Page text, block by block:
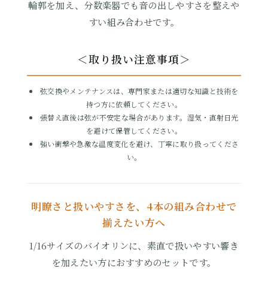
輪郭を加え、分数楽器でも音の出しやすさを整えや
すい組み合わせです。
＜取り扱い注意事項＞
弦交換やメンテナンスは、専門家または適切な知識と技術を
持つ方に依頼してください。
張替え直後は弦が不安定な場合があります。湿気・直射日光
を避けて保管してください。
強い衝撃や急激な温度変化を避け、丁寧に取り扱ってくださ
い。
明瞭さと扱いやすさを、4本の組み合わせで
揃えたい方へ
1/16サイズのバイオリンに、素直で扱いやすい響き
を加えたい方におすすめのセットです。